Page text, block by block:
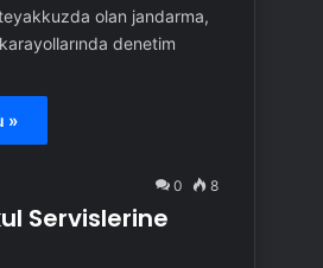
olan jandarma,
denetim
»
0 8
Servislerine